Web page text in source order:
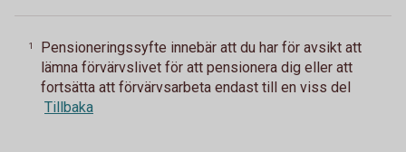
1
Pensioneringssyfte innebär att du har för avsikt att
lämna förvärvslivet för att pensionera dig eller att
fortsätta att förvärvsarbeta endast till en viss del
Tillbaka